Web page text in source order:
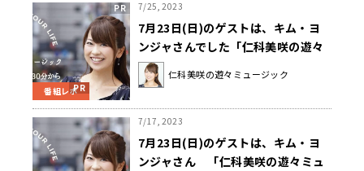
番組レポ
7/25, 2023
7月23日(日)のゲストは、キム・ヨ
ンジャさんでした「仁科美咲の遊々
ミュージック」
仁科美咲の遊々ミュージック
7/17, 2023
7月23日(日)のゲストは、キム・ヨ
ンジャさん 「仁科美咲の遊々ミュ